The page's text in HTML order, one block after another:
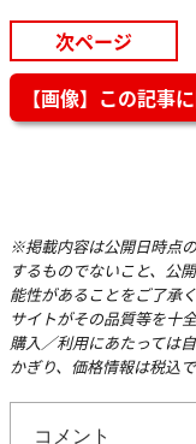
次ページ
【画像】この記事
※掲載内容は公開日時点
するものでないこと、公
能性があることをご了承
サイトがその品質等を十
購入／利用にあたっては
かぎり、価格情報は税込で